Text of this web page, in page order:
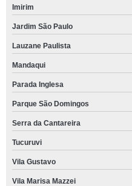
Imirim
Jardim São Paulo
Lauzane Paulista
Mandaqui
Parada Inglesa
Parque São Domingos
Serra da Cantareira
Tucuruvi
Vila Gustavo
Vila Marisa Mazzei